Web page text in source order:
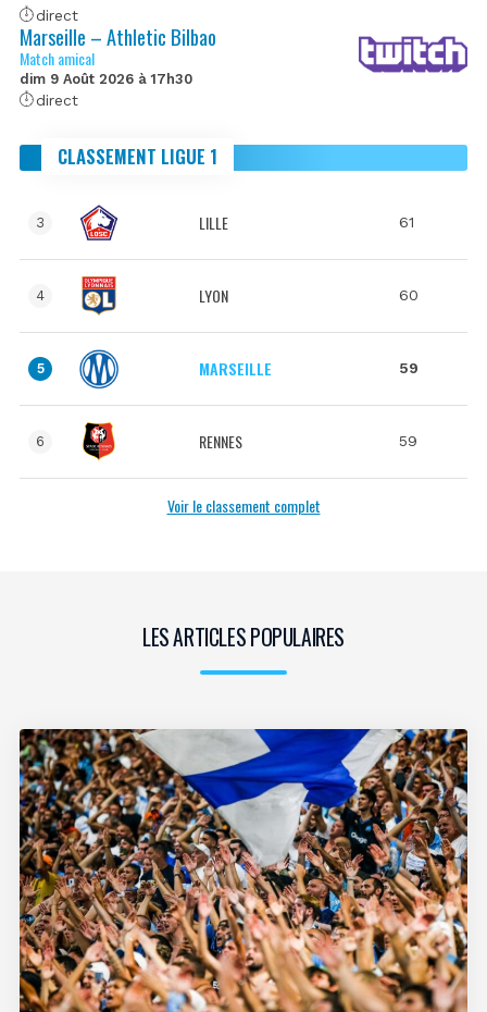
direct
Marseille – Athletic Bilbao
Match amical
dim 9 Août 2026 à 17h30
direct
CLASSEMENT LIGUE 1
3 LILLE 61
4 LYON 60
5 MARSEILLE 59
6 RENNES 59
Voir le classement complet
LES ARTICLES POPULAIRES